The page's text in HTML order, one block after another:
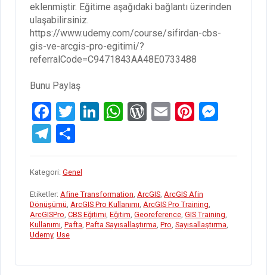
eklenmiştir. Eğitime aşağıdaki bağlantı üzerinden
ulaşabilirsiniz.
https://www.udemy.com/course/sifirdan-cbs-
gis-ve-arcgis-pro-egitimi/?
referralCode=C9471843AA48E0733488
Bunu Paylaş
F
a
ce
b
o
o
k
T
er
Li
n
W
A
p
p
W
es
s
E
Pi
t
T
el
e
gr
a
m
h
ar
e
Kategori: Genel
Etiketler: Afine Transformation ArcGIS ArcGIS Afin
Dönüşümü ArcGIS Pro Kullanımı ArcGIS Pro Training
ArcGISPro CBS Eğitimi Eğitim Georeference GIS Training
Kullanımı Pafta Pafta Sayısallaştırma Pro Sayısallaştırma
Udemy, Use